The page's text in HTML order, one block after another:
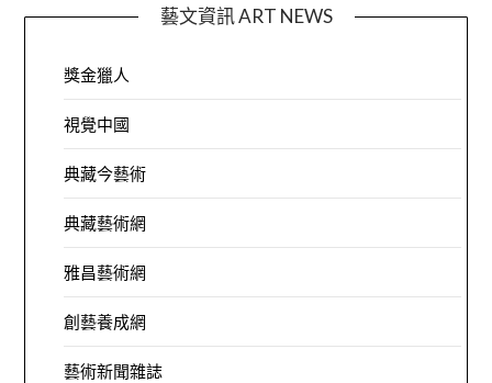
藝文資訊 ART NEWS
獎金獵人
視覺中國
典藏今藝術
典藏藝術網
雅昌藝術網
創藝養成網
藝術新聞雜誌